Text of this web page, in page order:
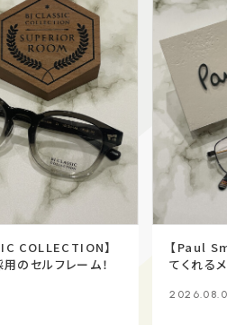
COLLECTION】
のセルフレーム！
【Paul
てくれる